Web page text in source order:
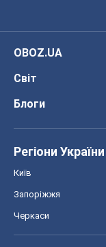
OBOZ.UA
Світ
Блоги
Регіони України
Київ
Запоріжжя
Черкаси